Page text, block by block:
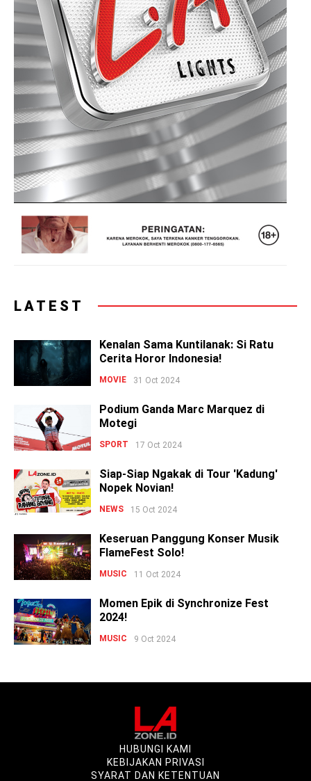
LATEST
Kenalan Sama Kuntilanak: Si Ratu
Cerita Horor Indonesia!
MOVIE 31 Oct 2024
Podium Ganda Marc Marquez di
Motegi
SPORT 17 Oct 2024
Siap-Siap Ngakak di Tour 'Kadung'
Nopek Novian!
NEWS 15 Oct 2024
Keseruan Panggung Konser Musik
FlameFest Solo!
MUSIC 11 Oct 2024
Momen Epik di Synchronize Fest
2024!
MUSIC 9 Oct 2024
HUBUNGI KAMI
KEBIJAKAN PRIVASI
SYARAT DAN KETENTUAN